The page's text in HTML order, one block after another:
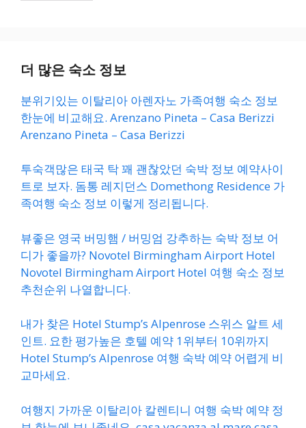
더 많은 숙소 정보
분위기있는 이탈리아 아렌자노 가족여행 숙소 정보
한눈에 비교해요. Arenzano Pineta – Casa Berizzi
Arenzano Pineta – Casa Berizzi
투숙객많은 태국 탁 꽤 괜찮았던 숙박 정보 예약사이
트로 보자. 돔통 레지던스 Domethong Residence 가
족여행 숙소 정보 이렇게 정리됩니다.
뷰좋은 영국 버밍햄 / 버밍엄 강추하는 숙박 정보 어
디가 좋을까? Novotel Birmingham Airport Hotel
Novotel Birmingham Airport Hotel 여행 숙소 정보
추천순위 나열합니다.
내가 찾은 Hotel Stump’s Alpenrose 스위스 알트 세
인트. 요한 평가높은 호텔 예약 1위부터 10위까지
Hotel Stump’s Alpenrose 여행 숙박 예약 어렵게 비
교마세요.
여행지 가까운 이탈리아 칼렌티니 여행 숙박 예약 정